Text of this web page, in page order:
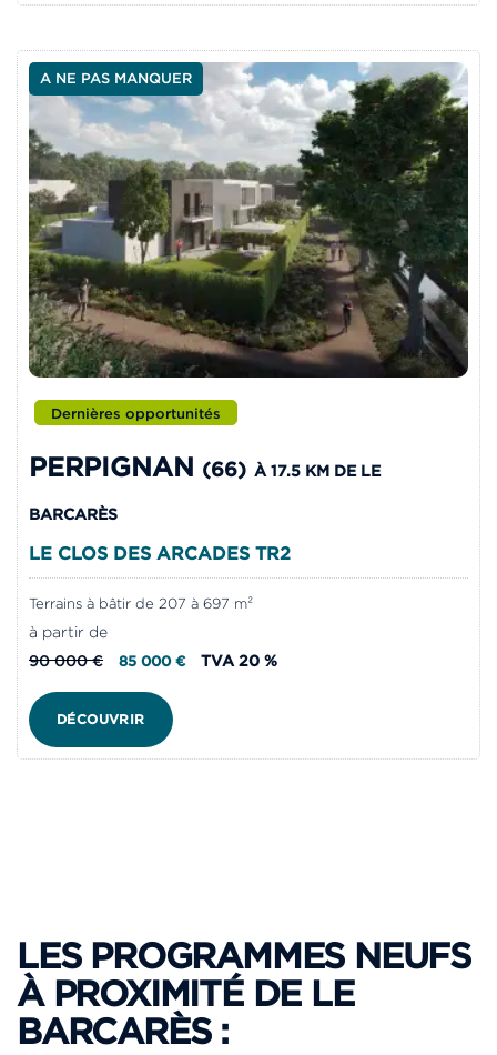
A NE PAS MANQUER
Dernières opportunités
PERPIGNAN (66) À 17.5 KM DE LE
BARCARÈS
LE CLOS DES ARCADES TR2
Terrains à bâtir de 207 à 697 m²
à partir de
90 000 €
85 000 € TVA 20 %
DÉCOUVRIR
LES PROGRAMMES NEUFS
À PROXIMITÉ DE LE
BARCARÈS :